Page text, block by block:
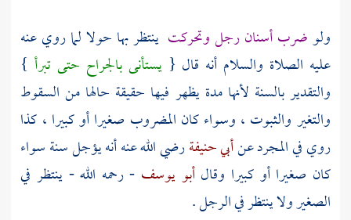
ولوضرب أسنان رجل وتحركت ينتظر بها حولا لما روي عنه
عليه الصلاة والسلام أنه قال {يستأنى بالجراح حتى تبرأ }
والتقدير بالسنة لأنها مدة يظهر فيها حقيقة حالها من السقوط
والتغير والثبوت ، وسواء كان المضروب صغيرا أو كبيرا ، كذا
روي في المجرد عنأبي حنيفةرضي الله عنه أنه يؤجل سنة سواء
كان صغيرا أو كبيرا وقالأبو يوسف - رحمه الله - ينتظر في
الصغير ولا ينتظر في الرجل .